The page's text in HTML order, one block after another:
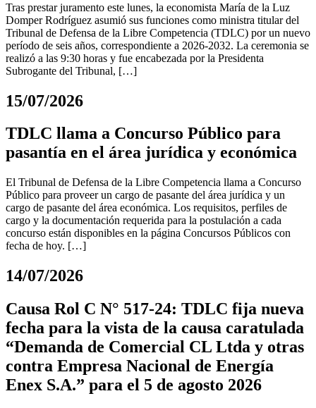
Tras prestar juramento este lunes, la economista María de la Luz
Domper Rodríguez asumió sus funciones como ministra titular del
Tribunal de Defensa de la Libre Competencia (TDLC) por un nuevo
período de seis años, correspondiente a 2026-2032. La ceremonia se
realizó a las 9:30 horas y fue encabezada por la Presidenta
Subrogante del Tribunal, […]
15/07/2026
TDLC llama a Concurso Público para
pasantía en el área jurídica y económica
El Tribunal de Defensa de la Libre Competencia llama a Concurso
Público para proveer un cargo de pasante del área jurídica y un
cargo de pasante del área económica. Los requisitos, perfiles de
cargo y la documentación requerida para la postulación a cada
concurso están disponibles en la página Concursos Públicos con
fecha de hoy. […]
14/07/2026
Causa Rol C N° 517-24: TDLC fija nueva
fecha para la vista de la causa caratulada
“Demanda de Comercial CL Ltda y otras
contra Empresa Nacional de Energía
Enex S.A.” para el 5 de agosto 2026